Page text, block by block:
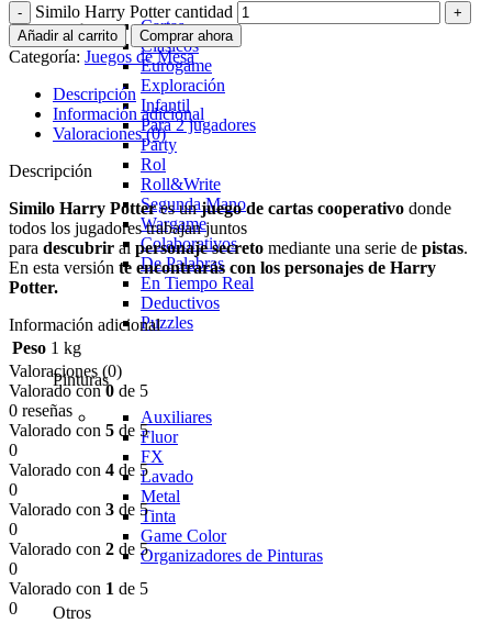
Cartas
Clasicos
Eurogame
Exploración
Infantil
Para 2 jugadores
Party
Rol
Roll&Write
Segunda Mano
Wargame
Colaborativos
De Palabras
En Tiempo Real
Deductivos
Puzzles
Pinturas
Auxiliares
Fluor
FX
Lavado
Metal
Tinta
Game Color
Organizadores de Pinturas
Otros
Similo Harry Potter cantidad
Añadir al carrito Comprar ahora
Categoría: Juegos de Mesa
Descripción
Información adicional
Valoraciones (0)
Descripción
Similo Harry Potteres unjuego de cartas cooperativo donde
todos los jugadores trabajan juntos
para descubrir al personaje secreto mediante una serie de pistas.
En esta versión te encontrarás con los personajes de Harry
Potter.
Información adicional
Peso 1 kg
Valoraciones (0)
Valorado con0 de 5
0 reseñas
Valorado con 5 de 5
0
Valorado con 4 de 5
0
Valorado con 3 de 5
0
Valorado con 2 de 5
0
Valorado con 1 de 5
0